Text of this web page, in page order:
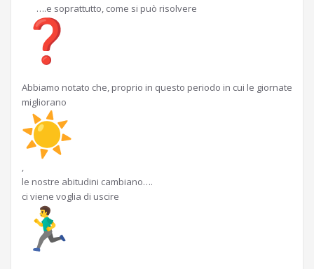
….e soprattutto, come si può risolvere
Abbiamo notato che, proprio in questo periodo in cui le giornate
migliorano
,
le nostre abitudini cambiano….
ci viene voglia di uscire